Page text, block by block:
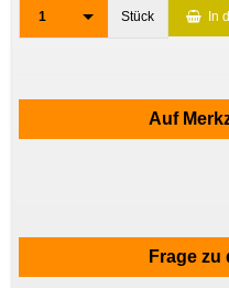
1 Stück In
Auf
Frage zu